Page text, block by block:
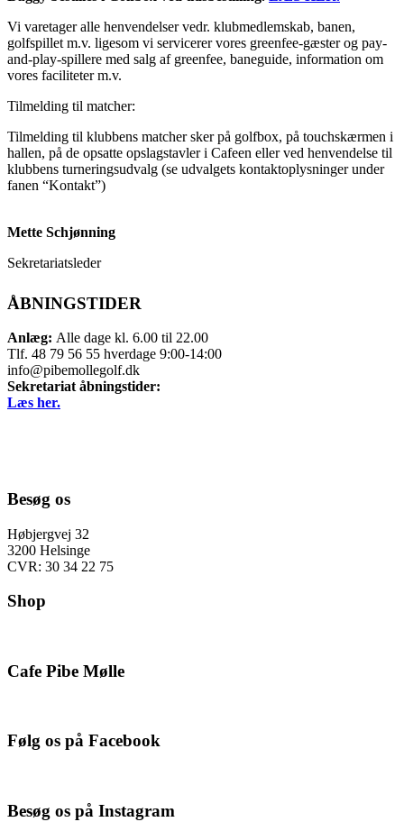
Vi varetager alle henvendelser vedr. klubmedlemskab, banen,
golfspillet m.v. ligesom vi servicerer vores greenfee-gæster og pay-
and-play-spillere med salg af greenfee, baneguide, information om
vores faciliteter m.v.
Tilmelding til matcher:
Tilmelding til klubbens matcher sker på golfbox, på touchskærmen i
hallen, på de opsatte opslagstavler i Cafeen eller ved henvendelse til
klubbens turneringsudvalg (se udvalgets kontaktoplysninger under
fanen “Kontakt”)
Mette Schjønning
Sekretariatsleder
ÅBNINGSTIDER
Anlæg: Alle dage kl. 6.00 til 22.00
Tlf. 48 79 56 55 hverdage 9:00-14:00
info@pibemollegolf.dk
Sekretariat åbningstider:
Læs her.
Besøg os
Høbjergvej 32
3200 Helsinge
CVR: 30 34 22 75
Shop
Cafe Pibe Mølle
Følg os på Facebook
Besøg os på Instagram